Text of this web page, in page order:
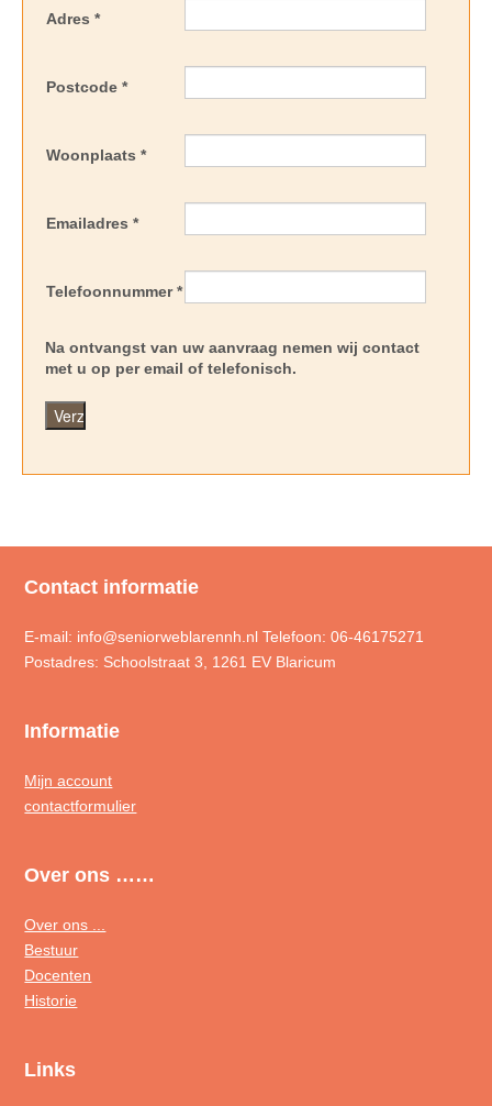
Adres *
Postcode *
Woonplaats *
Emailadres *
Telefoonnummer *
Na ontvangst van uw aanvraag nemen wij contact
met u op per email of telefonisch.
Contact informatie
E-mail: info@seniorweblarennh.nl Telefoon: 06-46175271
Postadres: Schoolstraat 3, 1261 EV Blaricum
Informatie
Mijn account
contactformulier
Over ons ……
Over ons ...
Bestuur
Docenten
Historie
Links